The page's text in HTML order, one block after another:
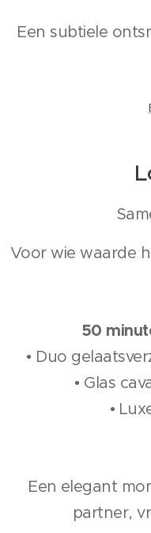
Een subtiele
Voor wie waarde
50
• Duo
• Glas
•
Een elegant
partner,